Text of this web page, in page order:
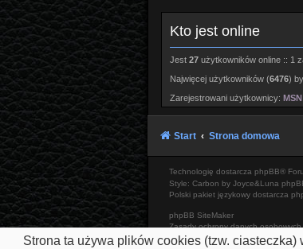
Strona ta używa plików cookies (tzw.
Kto jest online
Jest 27użytkowników online :: 1
Najwięcej użytkowników (6476)
Zarejestrowani użytkownicy:
Start Strona domowa
Technologię dostarcza phpBB®
Style: Carbon by Joyce&Luna
Polski pakiet językowy dostarcza
phpBB SiteMaker
Zasady ochrony danych osobowych